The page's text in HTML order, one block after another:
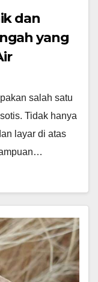
dan
yang
salah satu
Tidak hanya
layar di atas